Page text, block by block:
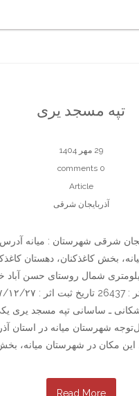
تپه مسجد یری
29 مهر 1404
0 comments
Article
آذربایجان شرقی
شرقی شهرستان : میانه
بخش کاغذکنان، دهستان
شمال روستای حسن آباد
شماره ثبت اثر : 26437 تاریخ
ـ ساسانی تپه مسجد یری
شهرستان میانه در استان
مکان در شهرستان میانه،
Read More